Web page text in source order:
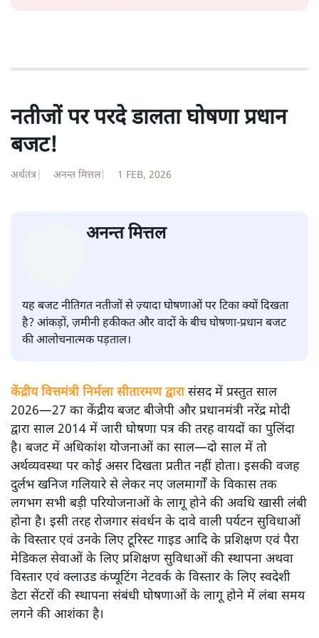
संस्कृति और भाषा पर उनकी दृष्टि गहरी और साफ़ है। उनकी शैली—
सतीश झा
बजट!
अर्थतंत्र | अनन्त मित्तल| 1 FEB, 2026
अनन्त मित्तल
यह बजट नीतिगत नतीजों से ज़्यादा घोषणाओं पर टिका क्यों दिखता